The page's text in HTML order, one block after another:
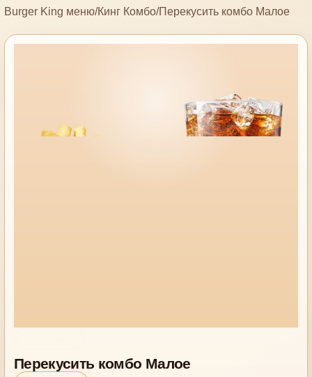
Burger King меню/Кинг Комбо/Перекусить комбо Малое
Перекусить комбо Малое